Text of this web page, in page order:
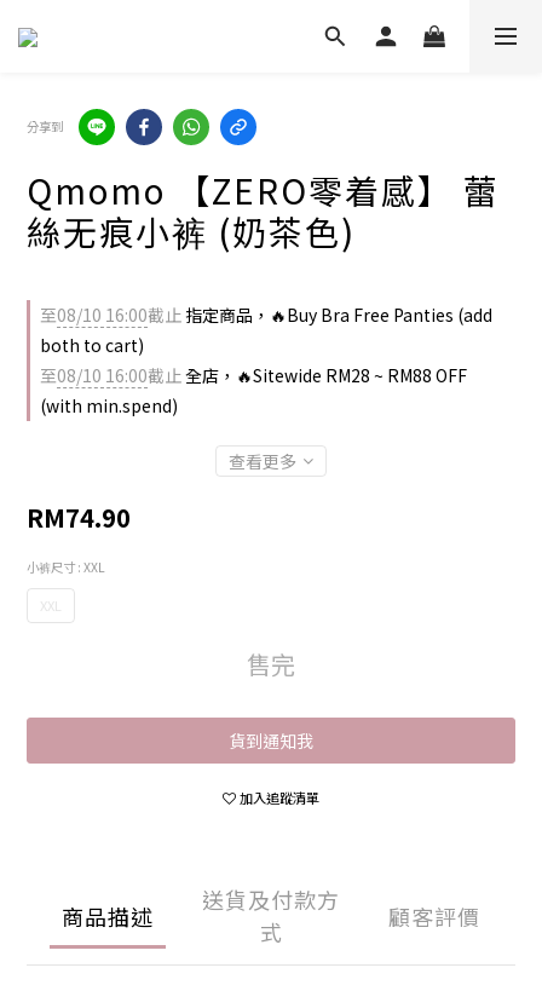
分享到
Qmomo 【ZERO零着感】 蕾
絲无痕小裤 (奶茶色)
至08/10 16:00截止 指定商品，🔥Buy Bra Free Panties (add
both to cart)
至08/10 16:00截止全店，🔥Sitewide RM28 ~ RM88 OFF
(with min.spend)
查看更多
RM74.90
小裤尺寸 : XXL
XXL
售完
貨到通知我
加入追蹤清單
商品描述
送貨及付款方
式
顧客評價